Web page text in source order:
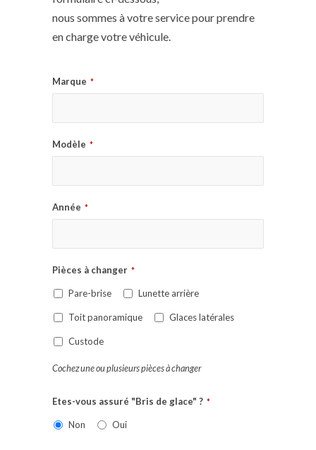
nous sommes à votre service pour prendre
en charge votre véhicule.
Marque *
Modèle *
Année *
Pièces à changer *
Pare-brise Lunette arrière
Toit panoramique Glaces latérales
Custode
Cochez une ou plusieurs pièces à changer
Etes-vous assuré "Bris de glace" ? *
Non Oui